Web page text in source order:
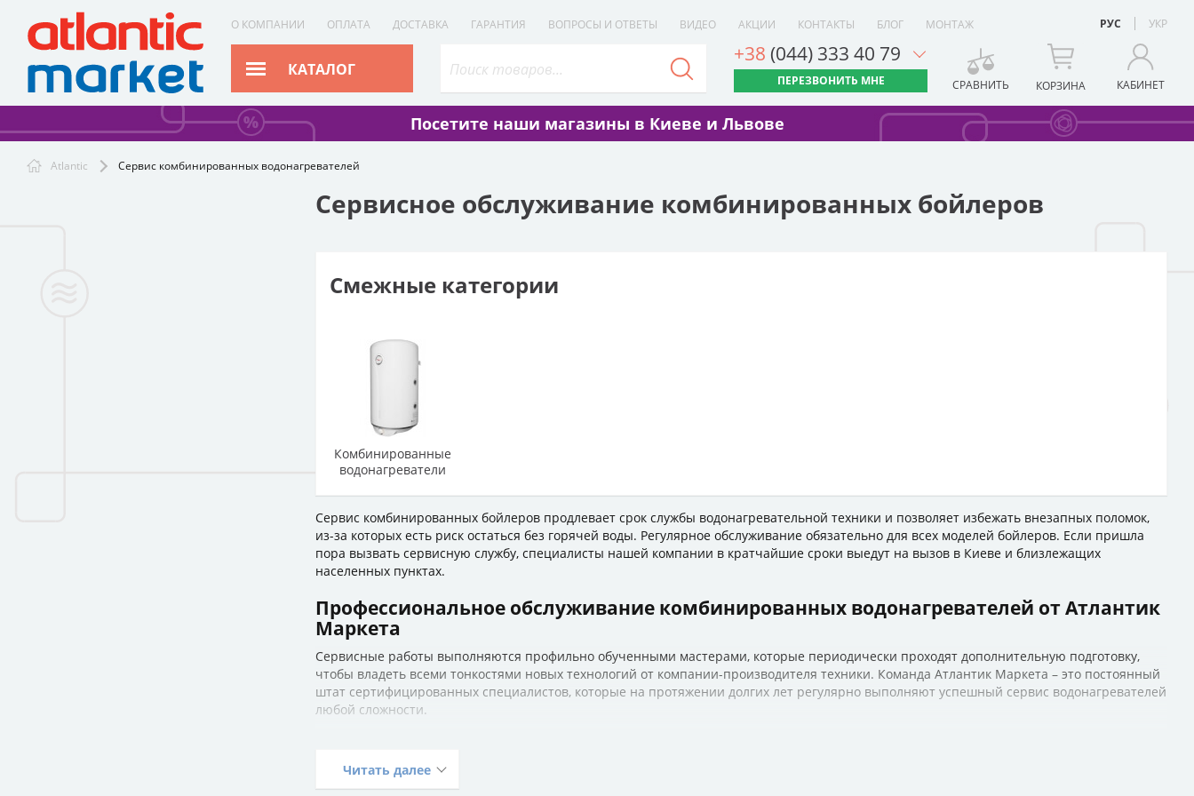
О КОМПАНИИ ОПЛАТА ДОСТАВКА ГАРАНТИЯ ВОПРОСЫ И ОТВЕТЫ ВИДЕО АКЦИИ КОНТАКТЫ БЛОГ МОНТАЖ РУС УКР
КАТАЛОГ
+38 (044) 333 40 79
ПЕРЕЗВОНИТЬ МНЕ СРАВНИТЬ КОРЗИНА КАБИНЕТ
Посетите наши магазины в Киеве и Львове
Atlantic Сервис комбинированных водонагревателей
Сервисное обслуживание комбинированных бойлеров
Сервис комбинированных бойлеров продлевает срок службы водонагревательной техники и позволяет избежать внезапных поломок,
из-за которых есть риск остаться без горячей воды. Регулярное обслуживание обязательно для всех моделей бойлеров. Если пришла
пора вызвать сервисную службу, специалисты нашей компании в кратчайшие сроки выедут на вызов в Киеве и близлежащих
населенных пунктах.
Профессиональное обслуживание комбинированных водонагревателей от Атлантик
Маркета
Сервисные работы выполняются профильно обученными мастерами, которые периодически проходят дополнительную подготовку,
чтобы владеть всеми тонкостями новых технологий от компании-производителя техники. Команда Атлантик Маркета – это постоянный
штат сертифицированных специалистов, которые на протяжении долгих лет регулярно выполняют успешный сервис водонагревателей
любой сложности.
чистка комбинированных бойлеров и рабочих узлов от накипи и отложений;
замена магниевого анода, фланца и других деталей, вышедших из строя;
Читать далее
Смежные категории
Комбинированные
водонагреватели